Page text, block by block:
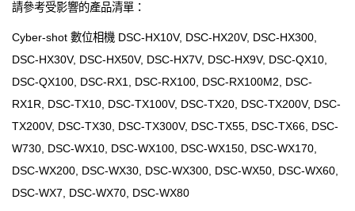
請參考受影響的產品清單：
Cyber-shot 數位相機 DSC-HX10V, DSC-HX20V, DSC-HX300,
DSC-HX30V, DSC-HX50V, DSC-HX7V, DSC-HX9V, DSC-QX10,
DSC-QX100, DSC-RX1, DSC-RX100, DSC-RX100M2, DSC-
RX1R, DSC-TX10, DSC-TX100V, DSC-TX20, DSC-TX200V, DSC-
TX200V, DSC-TX30, DSC-TX300V, DSC-TX55, DSC-TX66, DSC-
W730, DSC-WX10, DSC-WX100, DSC-WX150, DSC-WX170,
DSC-WX200, DSC-WX30, DSC-WX300, DSC-WX50, DSC-WX60,
DSC-WX7, DSC-WX70, DSC-WX80